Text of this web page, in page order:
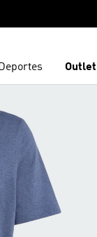
Deportes Outlet